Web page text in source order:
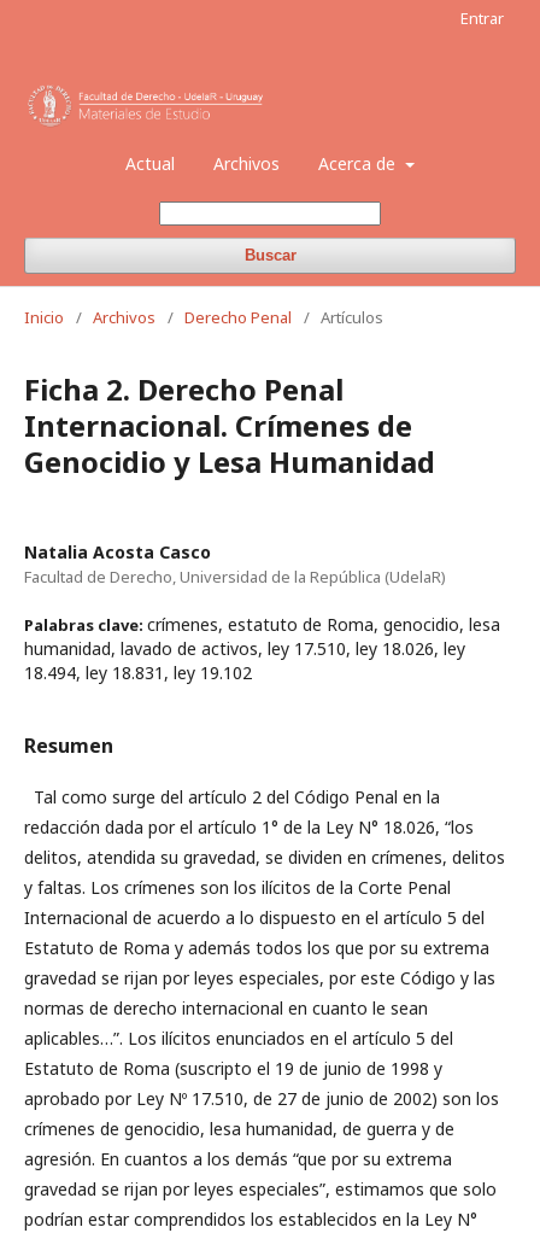
Actual Archivos Acerca de
Buscar
Entrar
Inicio / Archivos / Derecho Penal / Artículos
Ficha 2. Derecho Penal
Internacional. Crímenes de
Genocidio y Lesa Humanidad
Natalia Acosta Casco
Facultad de Derecho, Universidad de la República (UdelaR)
Palabras clave: crímenes, estatuto de Roma, genocidio, lesa
humanidad, lavado de activos, ley 17.510, ley 18.026, ley
18.494, ley 18.831, ley 19.102
Resumen
Tal como surge del artículo 2 del Código Penal en la
redacción dada por el artículo 1° de la Ley N° 18.026, “los
delitos, atendida su gravedad, se dividen en crímenes, delitos
y faltas. Los crímenes son los ilícitos de la Corte Penal
Internacional de acuerdo a lo dispuesto en el artículo 5 del
Estatuto de Roma y además todos los que por su extrema
gravedad se rijan por leyes especiales, por este Código y las
normas de derecho internacional en cuanto le sean
aplicables…”. Los ilícitos enunciados en el artículo 5 del
Estatuto de Roma (suscripto el 19 de junio de 1998 y
aprobado por Ley Nº 17.510, de 27 de junio de 2002) son los
crímenes de genocidio, lesa humanidad, de guerra y de
agresión. En cuantos a los demás “que por su extrema
gravedad se rijan por leyes especiales”, estimamos que solo
podrían estar comprendidos los establecidos en la Ley N°